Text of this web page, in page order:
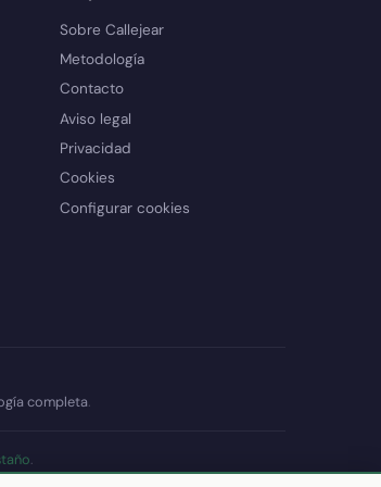
Sobre Callejear
Metodología
Contacto
Aviso legal
Privacidad
Cookies
Configurar cookies
completa.
.